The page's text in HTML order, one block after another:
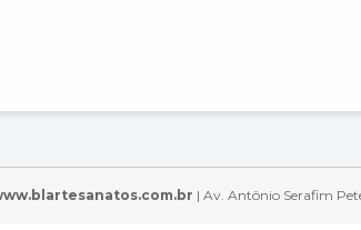
| Av. Antônio Serafim